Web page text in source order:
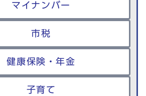
マイナンバー
市税
健康保険・年金
子育て